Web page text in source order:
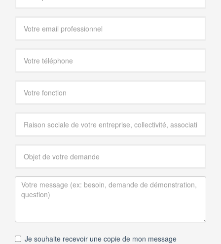
Je souhaite recevoir une copie de mon message